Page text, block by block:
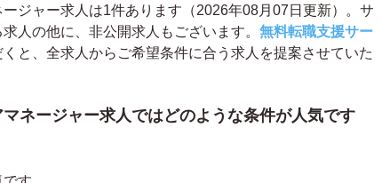
ジャー求人は1件あります（2026年08月07日更新）。サ
人の他に、非公開求人もございます。 無料転職支援サー
と、全求人からご希望条件に合う求人を提案させていた
ネージャー求人ではどのような条件が人気です